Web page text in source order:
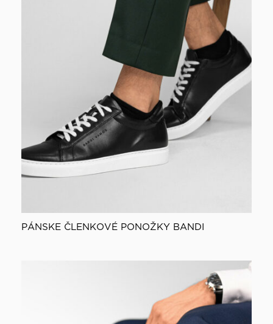
PÁNSKE ČLENKOVÉ PONOŽKY BANDI